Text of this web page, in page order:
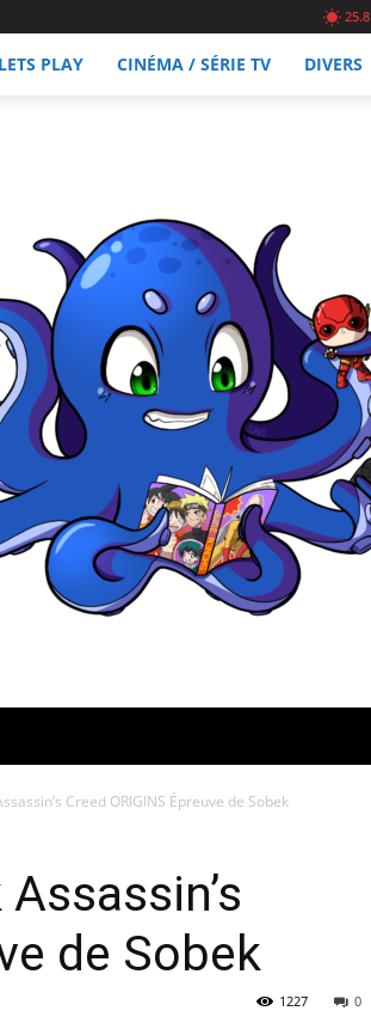
25.8
PLAY CINÉMA / SÉRIE TV DIVERS
Quatregeek
Creed ORIGINS Épreuve de Sobek
de Sobek
0
1227